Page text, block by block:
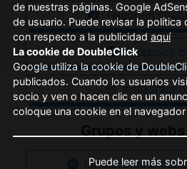
Telegram
Facebook
Instagram
La psicología del
de nuestras páginas. Google
de usuario. Puede revisar la
con respecto a la publicidad aquí
La cookie de DoubleClick
Google utiliza la cookie de
publicados. Cuando los usuarios
socio y ven o hacen clic en un
coloque una cookie en el
Puede leer más